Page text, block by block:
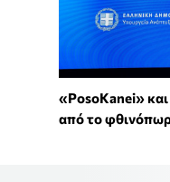
«PosoKanei»
από το